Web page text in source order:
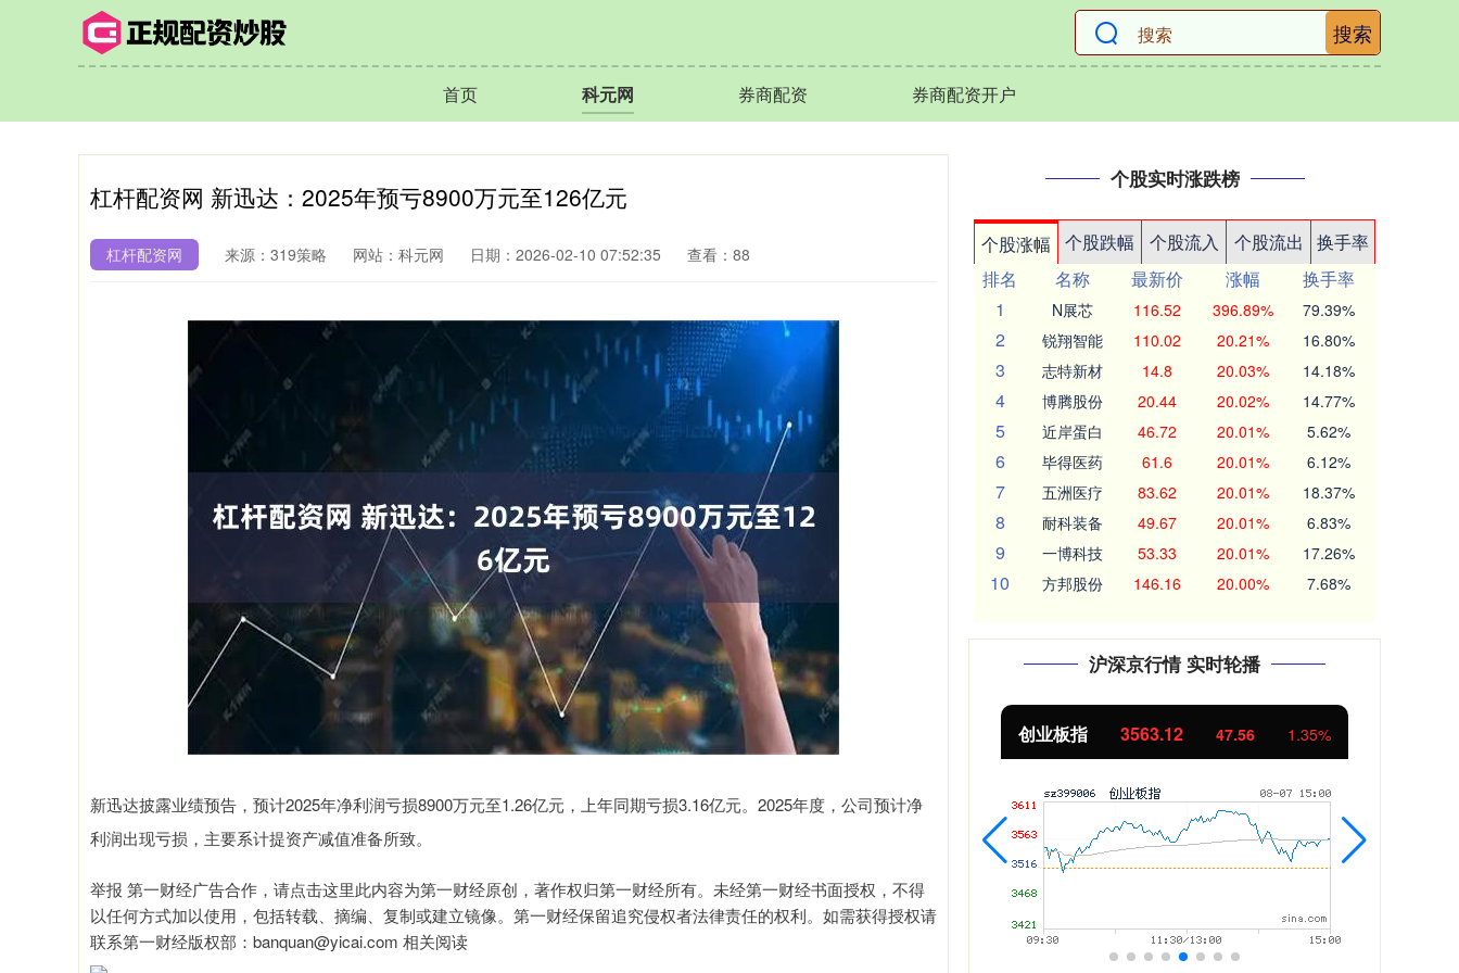
搜索
首页 科元网 券商配资 券商配资开户
杠杆配资网 新迅达：2025年预亏8900万元至126亿元
杠杆配资网 来源：319策略 网站：科元网 日期：2026-02-10 07:52:35 查看：88
新迅达披露业绩预告，预计2025年净利润亏损8900万元至1.26亿元，上年同期亏损3.16亿元。2025年度，公司预计净
利润出现亏损，主要系计提资产减值准备所致。
举报 第一财经广告合作，请点击这里此内容为第一财经原创，著作权归第一财经所有。未经第一财经书面授权，不得
以任何方式加以使用，包括转载、摘编、复制或建立镜像。第一财经保留追究侵权者法律责任的权利。如需获得授权请
联系第一财经版权部：banquan@yicai.com 相关阅读
个股实时涨跌榜
个股涨幅 个股跌幅 个股流入 个股流出
换手率
排名
名称 最新价 涨幅
换手率
1
N展芯 116.52 396.89% 79.39%
2 锐翔智能 110.02 20.21% 16.80%
3 志特新材 14.8 20.03% 14.18%
4 博腾股份 20.44 20.02% 14.77%
5 近岸蛋白 46.72 20.01% 5.62%
6 毕得医药 61.6 20.01% 6.12%
7 五洲医疗 83.62 20.01% 18.37%
8 耐科装备 49.67 20.01% 6.83%
9 一博科技 53.33 20.01% 17.26%
10 方邦股份 146.16 20.00% 7.68%
沪深京行情 实时轮播
0.93% 北证50 1134.24 11.37 创业板指 3563.12 47.56 1.35%